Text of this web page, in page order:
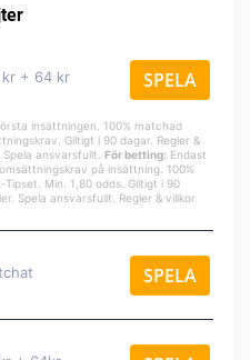
kr + 64 kr
SPELA
insättningen. 100% matchad
Giltigt i 90 dagar. Regler &
. Spela ansvarsfullt. För betting: Endast
på insättning. 100%
Min. 1,80 odds. Giltigt i 90
Spela ansvarsfullt. Regler & villkor
SPELA